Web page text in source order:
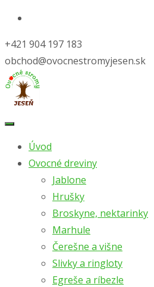
+421 904 197 183
obchod@ovocnestromyjesen.sk
Skip
contentÚvod
Ovocné dreviny
Jablone
Hrušky
Broskyne, nektarinky
Marhule
Čerešne a višne
Slivky a ringloty
Egreše a ríbezle